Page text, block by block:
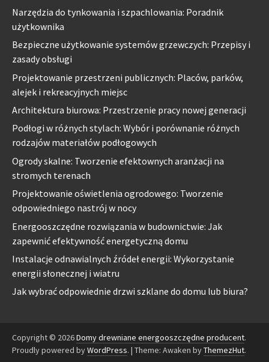
Narzędzia do tynkowania i szpachlowania: Poradnik
użytkownika
Bezpieczne użytkowanie systemów grzewczych: Przepisy i
zasady obsługi
Projektowanie przestrzeni publicznych: Placów, parków,
alejek i rekreacyjnych miejsc
Architektura biurowa: Przestrzenie pracy nowej generacji
Podłogi w różnych stylach: Wybór i porównanie różnych
rodzajów materiałów podłogowych
Ogrody skalne: Tworzenie efektownych aranżacji na
stromych terenach
Projektowanie oświetlenia ogrodowego: Tworzenie
odpowiedniego nastrój w nocy
Energooszczędne rozwiązania w budownictwie: Jak
zapewnić efektywność energetyczną domu
Instalacje odnawialnych źródeł energii: Wykorzystanie
energii słonecznej i wiatru
Jak wybrać odpowiednie drzwi szklane do domu lub biura?
Copyright © 2026Domy drewniane energooszczędne producent.
Proudly powered byWordPress. | Theme: Awaken byThemezHut.